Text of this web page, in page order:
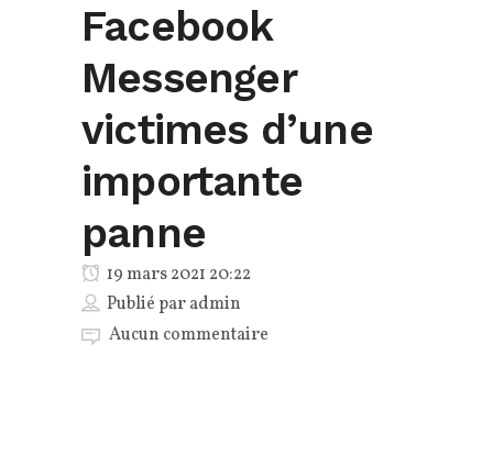
Facebook
Messenger
victimes d’une
importante
panne
19 mars 2021 20:22
Publié paradmin
Aucun commentaire